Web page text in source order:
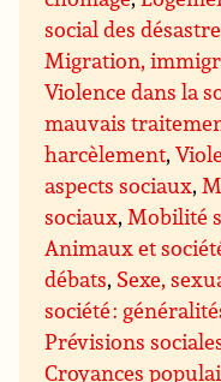
social des
Migration,
Violence dans la
mauvais
harcèlement,
aspects sociaux,
sociaux,Mobilité
Animaux et
débats, Sexe,
société :
Prévisions
Croyances